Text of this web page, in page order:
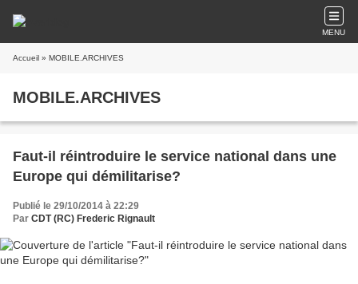
MENU
Accueil » MOBILE.ARCHIVES
MOBILE.ARCHIVES
Faut-il réintroduire le service national dans une
Europe qui démilitarise?
Publié le 29/10/2014 à 22:29
Par CDT (RC) Frederic Rignault